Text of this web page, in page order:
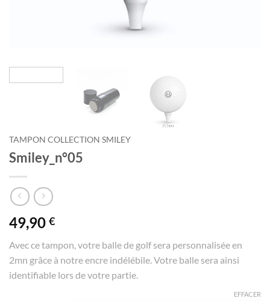
TAMPON COLLECTION SMILEY
Smiley_n°05
49,90 €
Avec ce tampon, votre balle de golf sera personnalisée en
2mn grâce à notre encre indélébile. Votre balle sera ainsi
identifiable lors de votre partie.
EFFACER